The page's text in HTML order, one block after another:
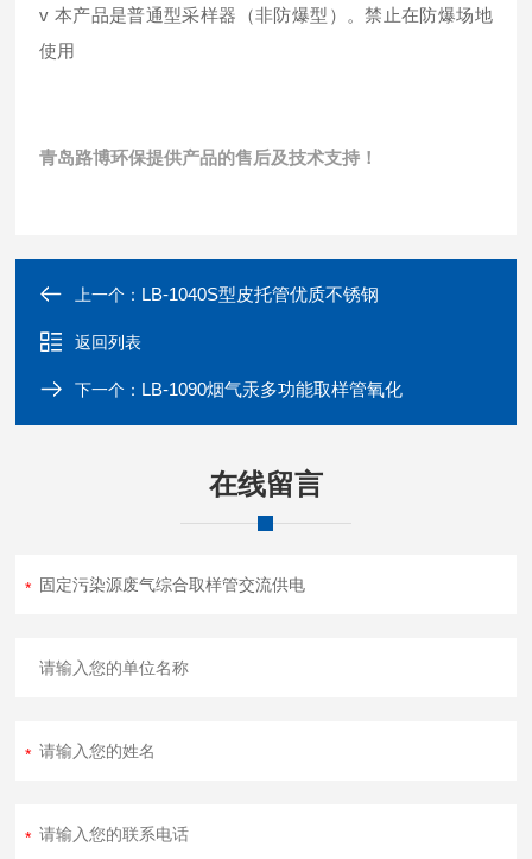
v 本产品是普通型采样器（非防爆型）。禁止在防爆场地
使用
青岛路博环保提供产品的售后及技术支持！
上一个： LB-1040S型皮托管优质不锈钢
返回列表
下一个： LB-1090烟气汞多功能取样管氧化
在线留言